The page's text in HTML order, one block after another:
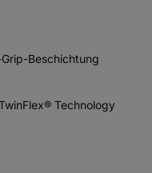
Beschichtung
Technology